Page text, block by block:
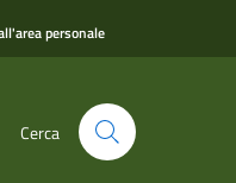
personale
Cerca